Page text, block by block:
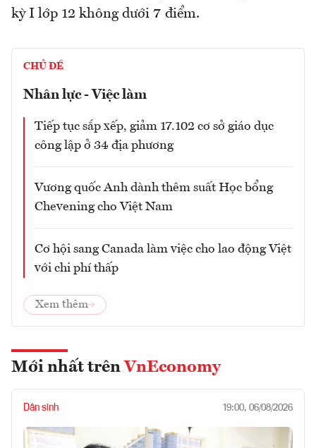
kỳ I lớp 12 không dưới 7 điểm.
CHỦ ĐỀ
Nhân lực - Việc làm
Tiếp tục sắp xếp, giảm 17.102 cơ sở giáo dục
công lập ở 34 địa phương
Vương quốc Anh dành thêm suất Học bổng
Chevening cho Việt Nam
Cơ hội sang Canada làm việc cho lao động Việt
với chi phí thấp
Xem thêm
Mới nhất trên VnEconomy
Dân sinh 19:00, 06/08/2026